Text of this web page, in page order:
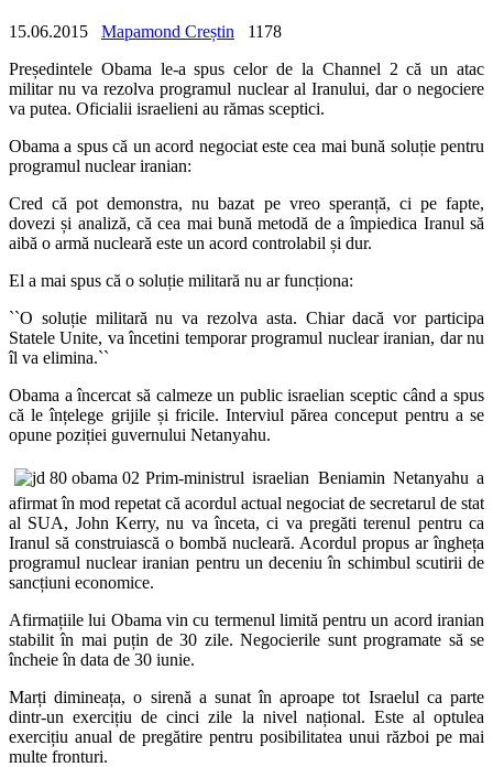
15.06.2015 Mapamond Creștin
1178
Președintele Obama le-a spus celor de la Channel 2 că un atac
militar nu va rezolva programul nuclear al Iranului, dar o negociere
va putea. Oficialii israelieni au rămas sceptici.
Obama a spus că un acord negociat este cea mai bună soluție pentru
programul nuclear iranian:
Cred că pot demonstra, nu bazat pe vreo speranță, ci pe fapte,
dovezi și analiză, că cea mai bună metodă de a împiedica Iranul să
aibă o armă nucleară este un acord controlabil și dur.
El a mai spus că o soluție militară nu ar funcționa:
``O soluție militară nu va rezolva asta. Chiar dacă vor participa
Statele Unite, va încetini temporar programul nuclear iranian, dar nu
îl va elimina.``
Obama a încercat să calmeze un public israelian sceptic când a spus
că le înțelege grijile și fricile. Interviul părea conceput pentru a se
opune poziției guvernului Netanyahu.
Prim-ministrul israelian Beniamin Netanyahu a
afirmat în mod repetat că acordul actual negociat de secretarul de stat
al SUA, John Kerry, nu va înceta, ci va pregăti terenul pentru ca
Iranul să construiască o bombă nucleară. Acordul propus ar îngheța
programul nuclear iranian pentru un deceniu în schimbul scutirii de
sancțiuni economice.
Afirmațiile lui Obama vin cu termenul limită pentru un acord iranian
stabilit în mai puțin de 30 zile. Negocierile sunt programate să se
încheie în data de 30 iunie.
Marți dimineața, o sirenă a sunat în aproape tot Israelul ca parte
dintr-un exercițiu de cinci zile la nivel național. Este al optulea
exercițiu anual de pregătire pentru posibilitatea unui război pe mai
multe fronturi.